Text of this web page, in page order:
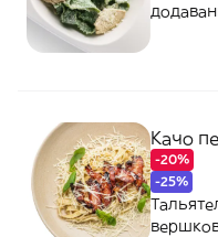
Качо
-20%
-25%